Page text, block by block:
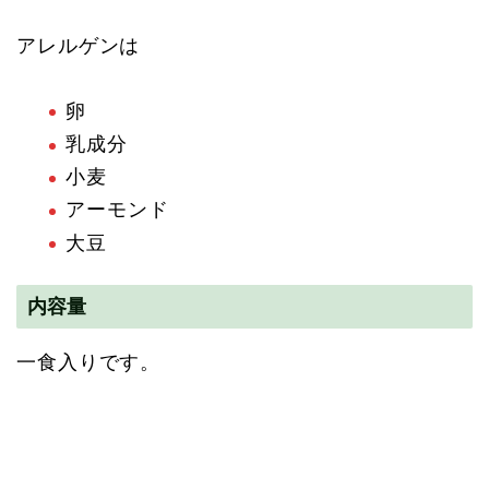
アレルゲンは
卵
乳成分
小麦
アーモンド
大豆
内容量
一食入りです。